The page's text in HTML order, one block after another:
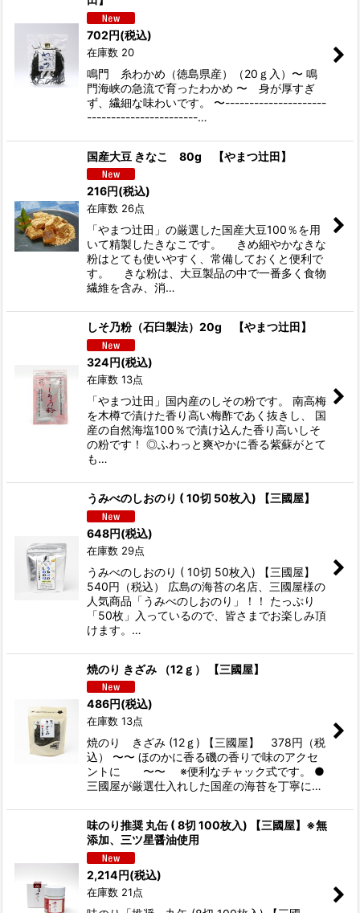
702円(税込)
在庫数 20
鳴門 糸わかめ（徳島県産）（20ｇ入）〜 鳴
門海峡の急流で育ったわかめ 〜 身が厚すぎ
ず、繊細な味わいです。 〜---------------------
-----------------------…
国産大豆 きなこ 80g 【やまつ辻田】
216円(税込)
在庫数 26点
「やまつ辻田」の厳選した国産大豆100％を用
いて精製したきなこです。 きめ細やかなきな
粉はとても使いやすく、常備しておくと便利で
す。 きな粉は、大豆製品の中で一番多く食物
繊維を含み、消…
しそ乃粉（石臼製法）20g 【やまつ辻田】
324円(税込)
在庫数 13点
「やまつ辻田」国内産のしその粉です。 南高梅
を木樽で漬けた香り高い梅酢であく抜きし、 国
産の自然海塩100％で漬け込んた香り高いしそ
の粉です！ ◎ふわっと爽やかに香る紫蘇がとて
も…
うみべのしおのり ( 10切 50枚入) 【三國屋】
648円(税込)
在庫数 29点
うみべのしおのり ( 10切 50枚入) 【三國屋】
540円（税込） 広島の海苔の名店、三國屋様の
人気商品「うみべのしおのり」！！ たっぷり
「50枚」入っているので、皆さまでお楽しみ頂
けます。…
焼のり きざみ （12ｇ） 【三國屋】
486円(税込)
在庫数 13点
焼のり きざみ (12ｇ) 【三國屋】 378円（税
込） 〜〜 ほのかに香る磯の香りで味のアクセ
ントに 〜〜 ※便利なチャック式です。 ●
三國屋が厳選仕入れした国産の海苔を丁寧に…
味のり推奨 丸缶 ( 8切 100枚入) 【三國屋】※無
添加、三ツ星醤油使用
2,214円(税込)
在庫数 21点